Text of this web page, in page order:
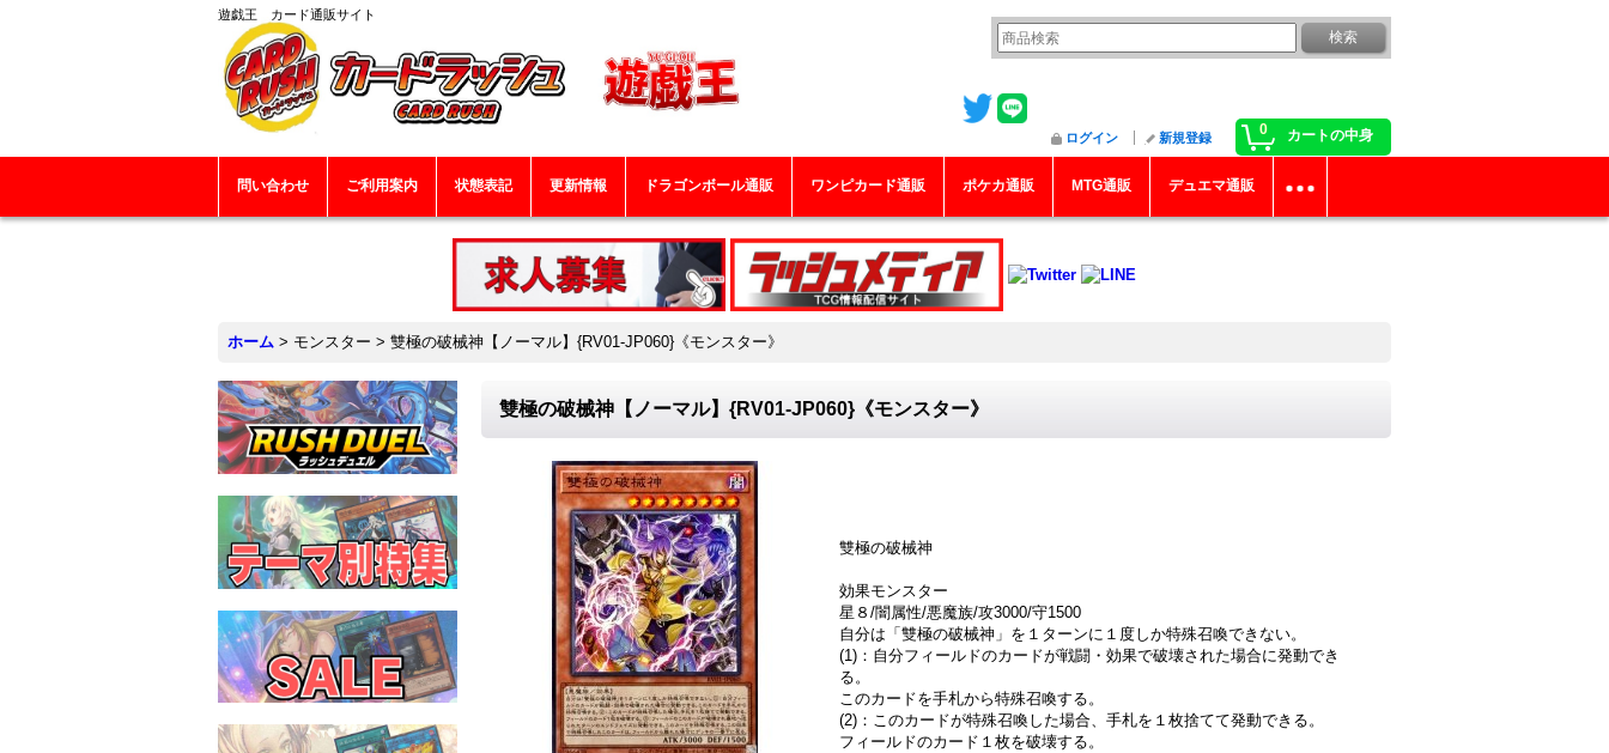
遊戯王 カード通販サイト
0 カートの中身
ログイン 新規登録
問い合わせ ご利用案内 状態表記 更新情報 ドラゴンボール通販 ワンピカード通販 ポケカ通販 MTG通販 デュエマ通販
ホーム > モンスター > 雙極の破械神【ノーマル】{RV01-JP060}《モンスター》
雙極の破械神【ノーマル】{RV01-JP060}《モンスター》
雙極の破械神
効果モンスター
星８/闇属性/悪魔族/攻3000/守1500
自分は「雙極の破械神」を１ターンに１度しか特殊召喚できない。
(1)：自分フィールドのカードが戦闘・効果で破壊された場合に発動でき
る。
このカードを手札から特殊召喚する。
(2)：このカードが特殊召喚した場合、手札を１枚捨てて発動できる。
フィールドのカード１枚を破壊する。